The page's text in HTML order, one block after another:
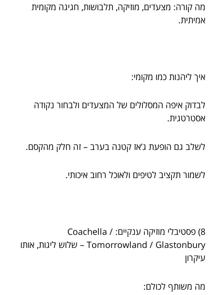
מה קורה: מצעדים, מוזיקה, תלבושות, חגיגה מקומית
אמיתית.
איך ליהנות כמו מקומי:
לבדוק איפה המסלולים של המצעדים ולבחור נקודה
אסטרטגית.
לשלב גם הופעת ג’אז קטנה בערב – זה חלק מהקסם.
לשמור תקציב לטיפים ולאוכל רחוב איכותי.
8) פסטיבלי מוזיקה ענקיים: Coachella /
Tomorrowland / Glastonbury – שלוש ליגות, אותו
עיקרון
מה משותף לכולם: